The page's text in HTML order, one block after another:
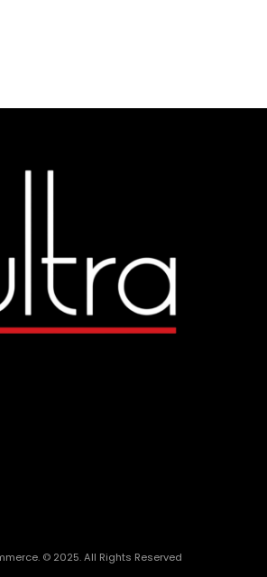
© 2025. All Rights Reserved